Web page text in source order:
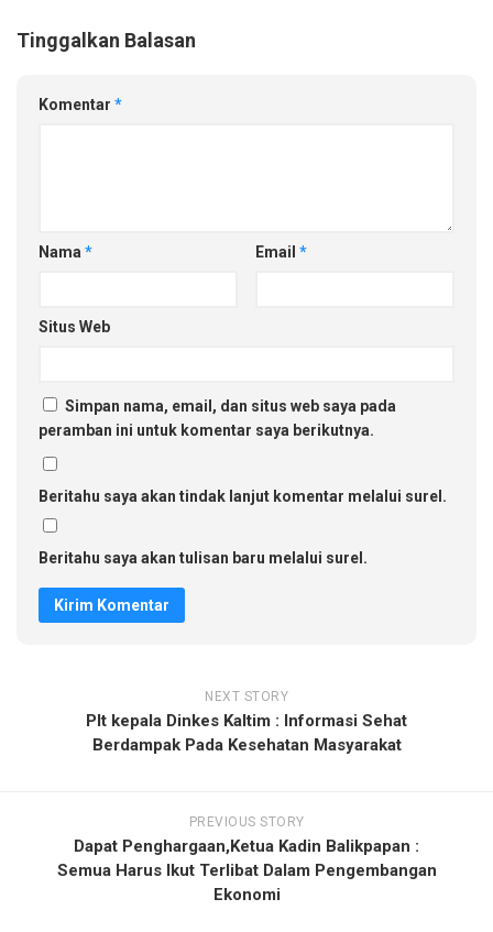
Tinggalkan Balasan
Komentar *
Nama * Email *
Situs Web
Simpan nama, email, dan situs web saya pada
peramban ini untuk komentar saya berikutnya.
Beritahu saya akan tindak lanjut komentar melalui surel.
Beritahu saya akan tulisan baru melalui surel.
NEXT STORY
Plt kepala Dinkes Kaltim : Informasi Sehat
Berdampak Pada Kesehatan Masyarakat
PREVIOUS STORY
Dapat Penghargaan,Ketua Kadin Balikpapan :
Semua Harus Ikut Terlibat Dalam Pengembangan
Ekonomi